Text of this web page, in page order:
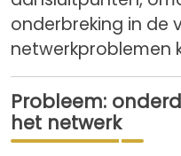
onderbreking in de
netwerkproblemen
Probleem:
het netwerk